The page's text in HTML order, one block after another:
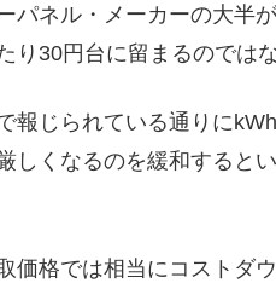
パネル・メーカーの大半
り30円台に留まるのでは
報じられている通りに
しくなるのを緩和すると
価格では相当にコストダ